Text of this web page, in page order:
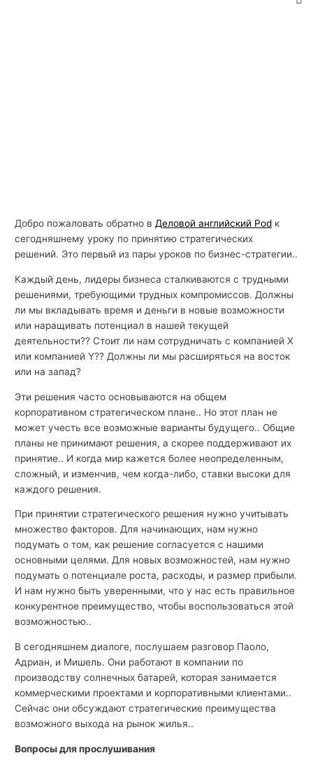
Добро пожаловать обратно вДеловой английский Pod к
сегодняшнему уроку по принятию стратегических
решений. Это первый из пары уроков по бизнес-стратегии..
Каждый день, лидеры бизнеса сталкиваются с трудными
решениями, требующими трудных компромиссов. Должны
ли мы вкладывать время и деньги в новые возможности
или наращивать потенциал в нашей текущей
деятельности?? Стоит ли нам сотрудничать с компанией X
или компанией Y?? Должны ли мы расширяться на восток
или на запад?
Эти решения часто основываются на общем
корпоративном стратегическом плане.. Но этот план не
может учесть все возможные варианты будущего.. Общие
планы не принимают решения, а скорее поддерживают их
принятие.. И когда мир кажется более неопределенным,
сложный, и изменчив, чем когда-либо, ставки высоки для
каждого решения.
При принятии стратегического решения нужно учитывать
множество факторов. Для начинающих, нам нужно
подумать о том, как решение согласуется с нашими
основными целями. Для новых возможностей, нам нужно
подумать о потенциале роста, расходы, и размер прибыли.
И нам нужно быть уверенными, что у нас есть правильное
конкурентное преимущество, чтобы воспользоваться этой
возможностью..
В сегодняшнем диалоге, послушаем разговор Паоло,
Адриан, и Мишель. Они работают в компании по
производству солнечных батарей, которая занимается
коммерческими проектами и корпоративными клиентами..
Сейчас они обсуждают стратегические преимущества
возможного выхода на рынок жилья..
Вопросы для прослушивания